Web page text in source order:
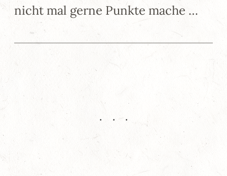
nicht mal gerne Punkte mache …